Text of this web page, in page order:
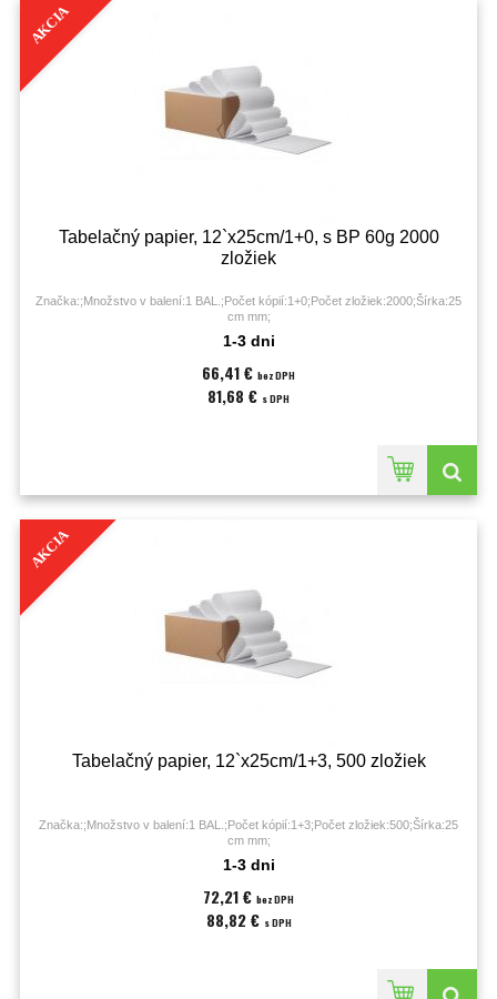
AKCIA
Tabelačný papier, 12`x25cm/1+0, s BP 60g 2000
zložiek
Značka:;Množstvo v balení:1 BAL.;Počet kópií:1+0;Počet zložiek:2000;Šírka:25
cm mm;
1-3 dni
66,41 € bez DPH
81,68 € s DPH
AKCIA
Tabelačný papier, 12`x25cm/1+3, 500 zložiek
Značka:;Množstvo v balení:1 BAL.;Počet kópií:1+3;Počet zložiek:500;Šírka:25
cm mm;
1-3 dni
72,21 € bez DPH
88,82 € s DPH